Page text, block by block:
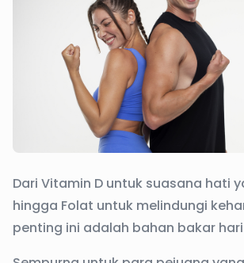
Dari Vitamin D untuk suasana hati
hingga Folat untuk melindungi
penting ini adalah bahan bakar